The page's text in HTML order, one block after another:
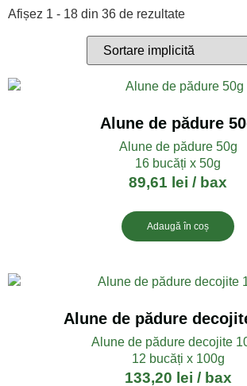
Afișez 1 - 18 din 36 de rezultate
Alune de pădure
Alune de pădure 50g
16 bucăți x 50g
89,61 lei / bax
Adaugă în coș
Alune de pădure
Alune de pădure decojite
12 bucăți x 100g
133,20 lei / bax